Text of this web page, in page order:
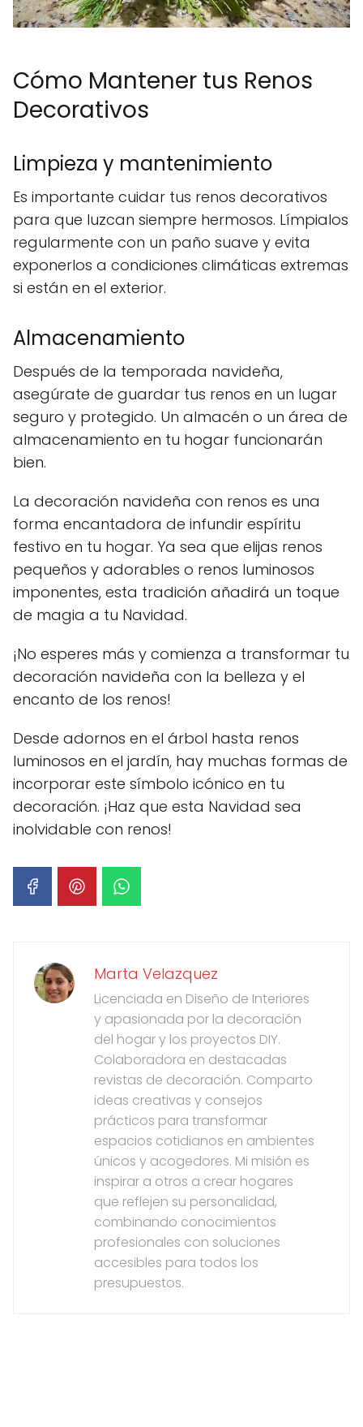
Cómo Mantener tus Renos
Decorativos
Limpieza y mantenimiento
Es importante cuidar tus renos decorativos
para que luzcan siempre hermosos. Límpialos
regularmente con un paño suave y evita
exponerlos a condiciones climáticas extremas
si están en el exterior.
Almacenamiento
Después de la temporada navideña,
asegúrate de guardar tus renos en un lugar
seguro y protegido. Un almacén o un área de
almacenamiento en tu hogar funcionarán
bien.
La decoración navideña con renos es una
forma encantadora de infundir espíritu
festivo en tu hogar. Ya sea que elijas renos
pequeños y adorables o renos luminosos
imponentes, esta tradición añadirá un toque
de magia a tu Navidad.
¡No esperes más y comienza a transformar tu
decoración navideña con la belleza y el
encanto de los renos!
Desde adornos en el árbol hasta renos
luminosos en el jardín, hay muchas formas de
incorporar este símbolo icónico en tu
decoración. ¡Haz que esta Navidad sea
inolvidable con renos!
Marta Velazquez
Licenciada en Diseño de Interiores
y apasionada por la decoración
del hogar y los proyectos DIY.
Colaboradora en destacadas
revistas de decoración. Comparto
ideas creativas y consejos
prácticos para transformar
espacios cotidianos en ambientes
únicos y acogedores. Mi misión es
inspirar a otros a crear hogares
que reflejen su personalidad,
combinando conocimientos
profesionales con soluciones
accesibles para todos los
presupuestos.